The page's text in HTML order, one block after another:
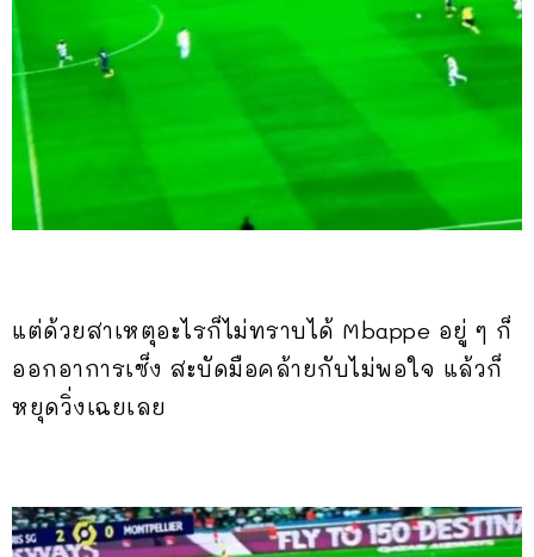
แต่ด้วยสาเหตุอะไรก็ไม่ทราบได้ Mbappe อยู่ ๆ ก็
ออกอาการเซ็ง สะบัดมือคล้ายกับไม่พอใจ แล้วก็
หยุดวิ่งเฉยเลย